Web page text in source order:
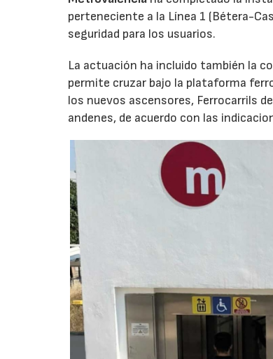
perteneciente a la Línea 1 (Bétera-
seguridad para los usuarios.
La actuación ha incluido también la
permite cruzar bajo la plataforma
los nuevos ascensores, Ferrocarrils
andenes, de acuerdo con las